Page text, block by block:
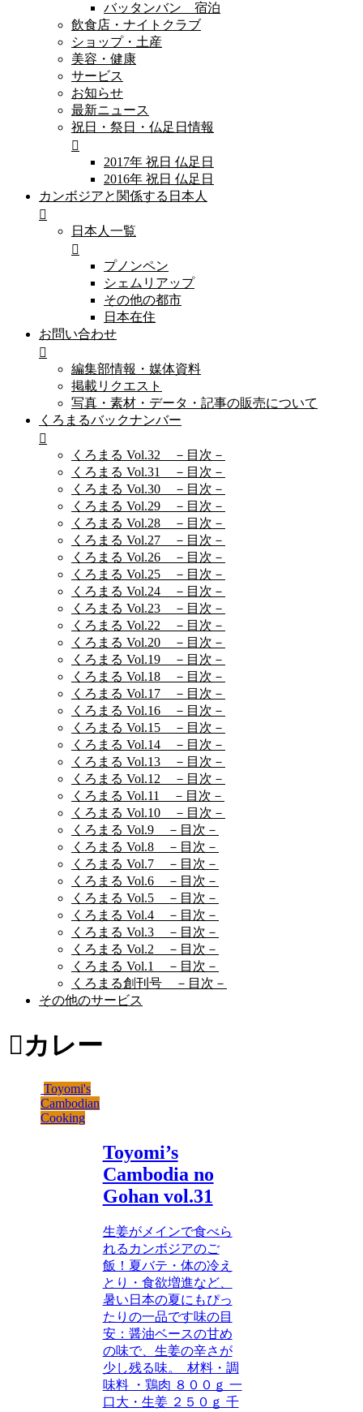
バッタンバン 宿泊
飲食店・ナイトクラブ
ショップ・土産
美容・健康
サービス
お知らせ
最新ニュース
祝日・祭日・仏足日情報
2017年 祝日 仏足日
2016年 祝日 仏足日
カンボジアと関係する日本人
日本人一覧
プノンペン
シェムリアップ
その他の都市
日本在住
お問い合わせ
編集部情報・媒体資料
掲載リクエスト
写真・素材・データ・記事の販売について
くろまるバックナンバー
くろまる Vol.32 －目次－
くろまる Vol.31 －目次－
くろまる Vol.30 －目次－
くろまる Vol.29 －目次－
くろまる Vol.28 －目次－
くろまる Vol.27 －目次－
くろまる Vol.26 －目次－
くろまる Vol.25 －目次－
くろまる Vol.24 －目次－
くろまる Vol.23 －目次－
くろまる Vol.22 －目次－
くろまる Vol.20 －目次－
くろまる Vol.19 －目次－
くろまる Vol.18 －目次－
くろまる Vol.17 －目次－
くろまる Vol.16 －目次－
くろまる Vol.15 －目次－
くろまる Vol.14 －目次－
くろまる Vol.13 －目次－
くろまる Vol.12 －目次－
くろまる Vol.11 －目次－
くろまる Vol.10 －目次－
くろまる Vol.9 －目次－
くろまる Vol.8 －目次－
くろまる Vol.7 －目次－
くろまる Vol.6 －目次－
くろまる Vol.5 －目次－
くろまる Vol.4 －目次－
くろまる Vol.3 －目次－
くろまる Vol.2 －目次－
くろまる Vol.1 －目次－
くろまる創刊号 －目次－
その他のサービス
カレー
Toyomi's
Cambodian
Cooking
Toyomi’s
Cambodia no
Gohan vol.31
生姜がメインで食べら
れるカンボジアのご
飯！夏バテ・体の冷え
とり・食欲増進など、
暑い日本の夏にもぴっ
たりの一品です味の目
安：醤油ベースの甘め
の味で、生姜の辛さが
少し残る味。 材料・調
味料 ・鶏肉 ８００ｇ 一
口大・生姜 ２５０ｇ 千